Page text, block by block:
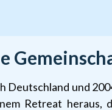
Deutschland und
Retreat heraus,